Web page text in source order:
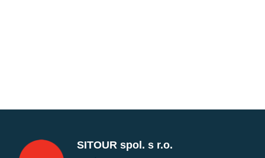
SITOUR spol. s r.o.